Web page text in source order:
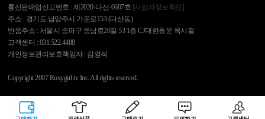
구매하기 관련상품 상품후기 문의하기 고객센터
통신판매업신고번호 : 제2020-다산-0607호 [사업자정보확인]
주소 : 경기도 남양주시 가운로153 (다산동)
반품주소 : 서울시 송파구 동남로20길 53 1층 CJ대한통운 록시걸
고객센터 : 031.522.4488
개인정보관리보호책임자 : 김영석
Copyright 2007 Roxygirl.tv Inc. All rights reserved.
록시걸 PC Ver